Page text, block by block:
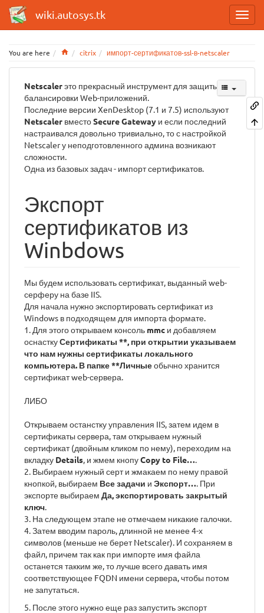
wiki.autosys.tk
You are here Homecitrix импорт-сертификатов-ssl-в-netscaler
Netscalerэто прекрасный инструмент для защиты и
балансировки Web-приложений.
Последние версии XenDesktop (7.1 и 7.5) используют
Netscaler вместоSecure Gateway и если последний
настраивался довольно тривиально, то с настройкой
Netscaler у неподготовленного админа возникают
сложности.
Одна из базовых задач - импорт сертификатов.
Экспорт
сертификатов из
Winbdows
Мы будем использовать сертификат, выданный web-
серферу на базе IIS.
Для начала нужно экспортировать сертификат из
Windows в подходящем для импорта формате.
1. Для этого открываем консоль mmc и добавляем
оснасткуСертификаты **, при открытии указываем
что нам нужны сертификаты локального
компьютера. В папке **Личныеобычно хранится
сертификат web-сервера.
ЛИБО
Открываем останстку управления IIS, затем идем в
сертификаты сервера, там открываем нужный
сертификат (двойным кликом по нему), переходим на
вкладку Details, и жмем кнопуCopy to File….
2. Выбираем нужный серт и жмакаем по нему правой
кнопкой, выбираем Все задачи и Экспорт…. При
экспорте выбираем Да, экспортировать закрытый
ключ.
3. На следующем этапе не отмечаем никакие галочки.
4. Затем вводим пароль, длинной не менее 4-х
символов (меньше не берет Netscaler). И сохраняем в
файл, причем так как при импорте имя файла
останется такким же, то лучше всего давать имя
соответствующее FQDN имени сервера, чтобы потом
не запутаться.
5. После этого нужно еще раз запустить экспорт